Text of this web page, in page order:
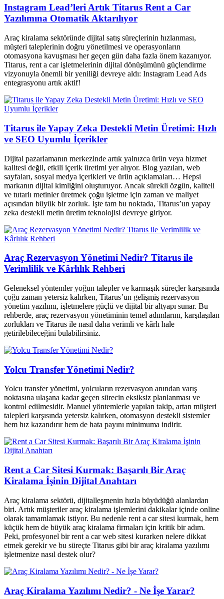
Instagram Lead’leri Artık Titarus Rent a Car
Yazılımına Otomatik Aktarılıyor
Araç kiralama sektöründe dijital satış süreçlerinin hızlanması,
müşteri taleplerinin doğru yönetilmesi ve operasyonların
otomasyona kavuşması her geçen gün daha fazla önem kazanıyor.
Titarus, rent a car işletmelerinin dijital dönüşümünü güçlendirme
vizyonuyla önemli bir yeniliği devreye aldı: Instagram Lead Ads
entegrasyonu artık aktif!
Titarus ile Yapay Zeka Destekli Metin Üretimi: Hızlı
ve SEO Uyumlu İçerikler
Dijital pazarlamanın merkezinde artık yalnızca ürün veya hizmet
kalitesi değil, etkili içerik üretimi yer alıyor. Blog yazıları, web
sayfaları, sosyal medya içerikleri ve ürün açıklamaları… Hepsi
markanın dijital kimliğini oluşturuyor. Ancak sürekli özgün, kaliteli
ve tutarlı metinler üretmek çoğu işletme için zaman ve maliyet
açısından büyük bir zorluk. İşte tam bu noktada, Titarus’un yapay
zeka destekli metin üretim teknolojisi devreye giriyor.
Araç Rezervasyon Yönetimi Nedir? Titarus ile
Verimlilik ve Kârlılık Rehberi
Geleneksel yöntemler yoğun talepler ve karmaşık süreçler karşısında
çoğu zaman yetersiz kalırken, Titarus’un gelişmiş rezervasyon
yönetim yazılımı, işletmelere güçlü ve dijital bir altyapı sunar. Bu
rehberde, araç rezervasyon yönetiminin temel adımlarını, karşılaşılan
zorlukları ve Titarus ile nasıl daha verimli ve kârlı hale
getirilebileceğini bulabilirsiniz.
Yolcu Transfer Yönetimi Nedir?
Yolcu transfer yönetimi, yolcuların rezervasyon anından varış
noktasına ulaşana kadar geçen sürecin eksiksiz planlanması ve
kontrol edilmesidir. Manuel yöntemlerle yapılan takip, artan müşteri
talepleri karşısında yetersiz kalırken, otomasyon destekli sistemler
hem hız kazandırır hem de hata payını minimuma indirir.
Rent a Car Sitesi Kurmak: Başarılı Bir Araç
Kiralama İşinin Dijital Anahtarı
Araç kiralama sektörü, dijitalleşmenin hızla büyüdüğü alanlardan
biri. Artık müşteriler araç kiralama işlemlerini dakikalar içinde online
olarak tamamlamak istiyor. Bu nedenle rent a car sitesi kurmak, hem
küçük hem de büyük araç kiralama firmaları için kritik bir adım.
Peki, profesyonel bir rent a car web sitesi kurarken nelere dikkat
etmek gerekir ve bu süreçte Titarus gibi bir araç kiralama yazılımı
işletmenize nasıl destek olur?
Araç Kiralama Yazılımı Nedir? - Ne İşe Yarar?